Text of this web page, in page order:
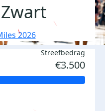
2026
Streefbedrag
€3.500